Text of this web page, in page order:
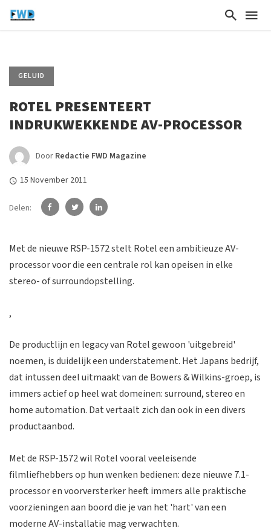
GELUID
ROTEL PRESENTEERT
INDRUKWEKKENDE AV-PROCESSOR
Door Redactie FWD Magazine
15 November 2011
Delen:
Met de nieuwe RSP-1572 stelt Rotel een ambitieuze AV-
processor voor die een centrale rol kan opeisen in elke
stereo- of surroundopstelling.
,
De productlijn en legacy van Rotel gewoon 'uitgebreid'
noemen, is duidelijk een understatement. Het Japans bedrijf,
dat intussen deel uitmaakt van de Bowers & Wilkins-groep, is
immers actief op heel wat domeinen: surround, stereo en
home automation. Dat vertaalt zich dan ook in een divers
productaanbod.
Met de RSP-1572 wil Rotel vooral veeleisende
filmliefhebbers op hun wenken bedienen: deze nieuwe 7.1-
processor en voorversterker heeft immers alle praktische
voorzieningen aan boord die je van het 'hart' van een
moderne AV-installatie mag verwachten.